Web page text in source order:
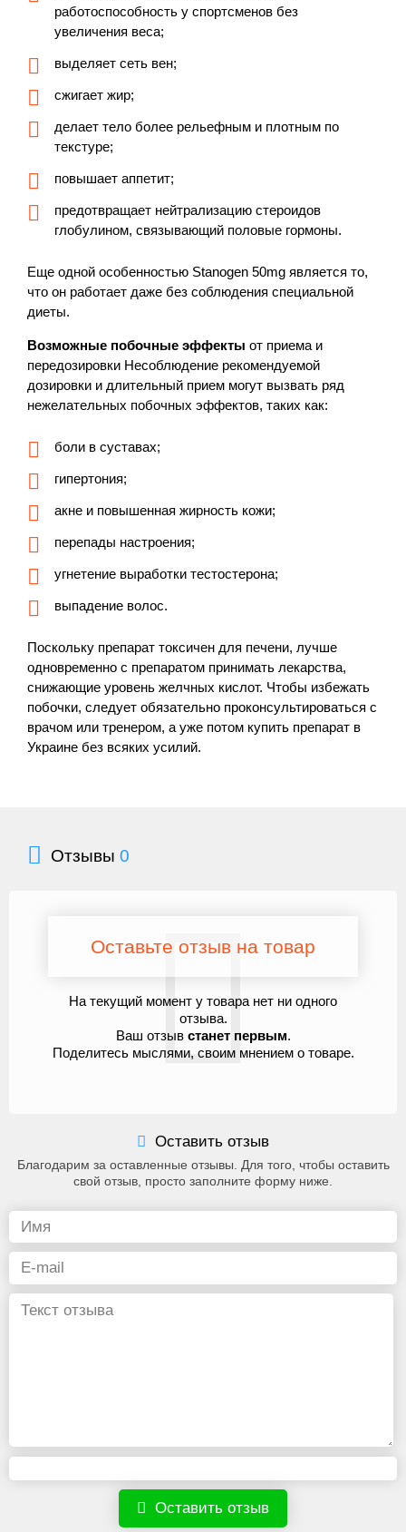
работоспособность у спортсменов без
увеличения веса;
выделяет сеть вен;
сжигает жир;
делает тело более рельефным и плотным по
текстуре;
повышает аппетит;
предотвращает нейтрализацию стероидов
глобулином, связывающий половые гормоны.
Еще одной особенностью Stanogen 50mg является то,
что он работает даже без соблюдения специальной
диеты.
Возможные побочные эффекты от приема и
передозировки Несоблюдение рекомендуемой
дозировки и длительный прием могут вызвать ряд
нежелательных побочных эффектов, таких как:
боли в суставах;
гипертония;
акне и повышенная жирность кожи;
перепады настроения;
угнетение выработки тестостерона;
выпадение волос.
Поскольку препарат токсичен для печени, лучше
одновременно с препаратом принимать лекарства,
снижающие уровень желчных кислот. Чтобы избежать
побочки, следует обязательно проконсультироваться с
врачом или тренером, а уже потом купить препарат в
Украине без всяких усилий.
Отзывы 0
Оставьте отзыв на товар
На текущий момент у товара нет ни одного
отзыва.
Ваш отзыв станет первым.
Поделитесь мыслями, своим мнением о товаре.
Оставить отзыв
Благодарим за оставленные отзывы. Для того, чтобы оставить
свой отзыв, просто заполните форму ниже.
Оставить отзыв